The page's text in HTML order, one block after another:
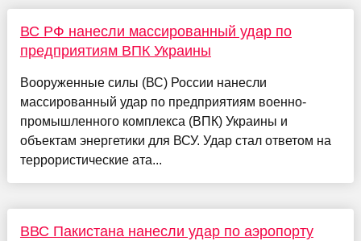
ВС РФ нанесли массированный удар по
предприятиям ВПК Украины
Вооруженные силы (ВС) России нанесли
массированный удар по предприятиям военно-
промышленного комплекса (ВПК) Украины и
объектам энергетики для ВСУ. Удар стал ответом на
террористические ата...
ВВС Пакистана нанесли удар по аэропорту